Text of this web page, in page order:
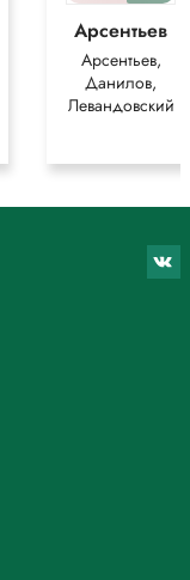
Арсентьев
Арсентьев,
Данилов,
Левандовский